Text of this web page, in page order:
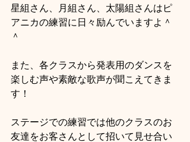
星組さん、月組さん、太陽組さんはピ
アニカの練習に日々励んでいますよ＾
＾
また、各クラスから発表用のダンスを
楽しむ声や素敵な歌声が聞こえてきま
す！
ステージでの練習では他のクラスのお
友達をお客さんとして招いて見せ合い